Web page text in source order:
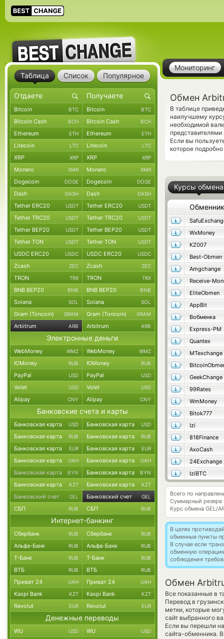
Мониторинг
Обмен
В таблице
наилучшему
необходимой
Если вы
которое
Курсы обмена
Обменник
WxMoney
KZ007
Best-Obmen
Amgchange
Receive-
EliteObmen
AppBit
Вобменка
Express-PM
Quantex
MTexchange
GeekChange
99Rates
WmMoney
Bitok777
Izi
818Finance
AxoCash
24Exchange
IziBTC
Всего по
Суммарный резерв
Курс обмена GEL/
В целях
обменные пункты
В случае если
обменную
соблюдения
Обмен
Все показанные в
Перевод в
метки, которые
сайт выбранного
Если вы перешли
сайта-обменника.
Таблица Список Популярное
Bitcoin BTC Bitcoin BTC
Bitcoin Cash BCH Bitcoin Cash BCH
Ethereum ETH Ethereum ETH
Litecoin LTC Litecoin LTC
XRP XRP XRP XRP
Monero XMR Monero XMR
Dogecoin DOGE Dogecoin DOGE
Dash DASH Dash DASH
Tether ERC20 USDT Tether ERC20 USDT
Tether TRC20 USDT Tether TRC20 USDT
Tether BEP20 USDT Tether BEP20 USDT
Tether TON USDT Tether TON USDT
USDC ERC20 USDC USDC ERC20 USDC
Zcash ZEC Zcash ZEC
TRON TRX TRON TRX
BNB BEP20 BNB BNB BEP20 BNB
Solana SOL Solana SOL
Gram (Toncoin) GRAM Gram (Toncoin) GRAM
Arbitrum ARB Arbitrum ARB
Электронные деньги
WebMoney WMZ WebMoney WMZ
ЮMoney RUB ЮMoney RUB
PayPal USD PayPal USD
Volet USD Volet USD
Alipay CNY Alipay CNY
Банковские счета и карты
Банковская карта USD Банковская карта USD
Банковская карта RUB Банковская карта RUB
Банковская карта EUR Банковская карта EUR
Банковская карта UAH Банковская карта UAH
Банковская карта BYN Банковская карта BYN
Банковская карта KZT Банковская карта KZT
Банковский счет GEL Банковский счет GEL
СБП RUB СБП RUB
Интернет-банкинг
Сбербанк RUB Сбербанк RUB
Альфа-Банк RUB Альфа-Банк RUB
Т-Банк RUB Т-Банк RUB
ВТБ RUB ВТБ RUB
Приват 24 UAH Приват 24 UAH
Kaspi Bank KZT Kaspi Bank KZT
Revolut EUR Revolut EUR
Денежные переводы
WU USD WU USD